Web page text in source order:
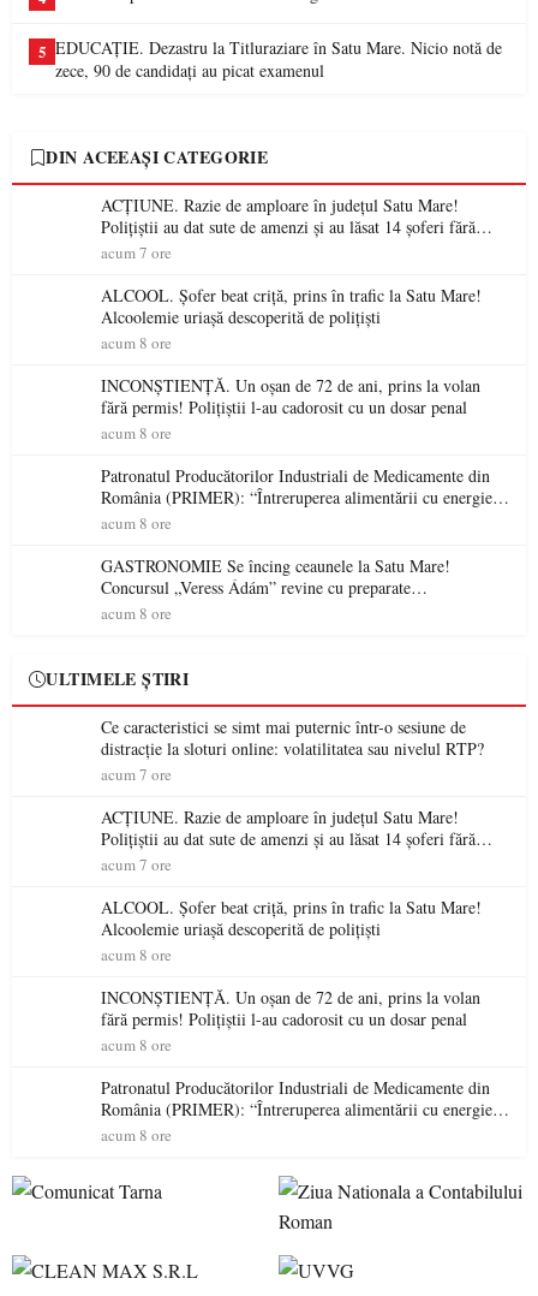
5 EDUCAȚIE. Dezastru la Titluraziare în Satu Mare. Nicio notă de
zece, 90 de candidați au picat examenul
DIN ACEEAȘI CATEGORIE
ACȚIUNE. Razie de amploare în județul Satu Mare!
Polițiștii au dat sute de amenzi și au lăsat 14 șoferi fără
permis într-o singură zi
acum 7 ore
ALCOOL. Șofer beat criță, prins în trafic la Satu Mare!
Alcoolemie uriașă descoperită de polițiști
acum 8 ore
INCONȘTIENȚĂ. Un oșan de 72 de ani, prins la volan
fără permis! Polițiștii l-au cadorosit cu un dosar penal
acum 8 ore
Patronatul Producătorilor Industriali de Medicamente din
România (PRIMER): “Întreruperea alimentării cu energie
electrică a fabricilor de medicamente va pune în pericol
acum 8 ore
GASTRONOMIE Se încing ceaunele la Satu Mare!
Concursul „Veress Ádám” revine cu preparate
spectaculoase, premii și un jurat de renume
acum 8 ore
ULTIMELE ȘTIRI
Ce caracteristici se simt mai puternic într-o sesiune de
distracție la sloturi online: volatilitatea sau nivelul RTP?
acum 7 ore
ACȚIUNE. Razie de amploare în județul Satu Mare!
Polițiștii au dat sute de amenzi și au lăsat 14 șoferi fără
permis într-o singură zi
acum 7 ore
ALCOOL. Șofer beat criță, prins în trafic la Satu Mare!
Alcoolemie uriașă descoperită de polițiști
acum 8 ore
INCONȘTIENȚĂ. Un oșan de 72 de ani, prins la volan
fără permis! Polițiștii l-au cadorosit cu un dosar penal
acum 8 ore
Patronatul Producătorilor Industriali de Medicamente din
România (PRIMER): “Întreruperea alimentării cu energie
electrică a fabricilor de medicamente va pune în pericol
acum 8 ore